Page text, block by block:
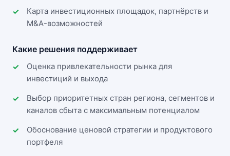
Карта инвестиционных площадок, партнёрств и
M&A-возможностей
Какие решения поддерживает
Оценка привлекательности рынка для
инвестиций и выхода
Выбор приоритетных стран региона, сегментов и
каналов сбыта с максимальным потенциалом
Обоснование ценовой стратегии и продуктового
портфеля